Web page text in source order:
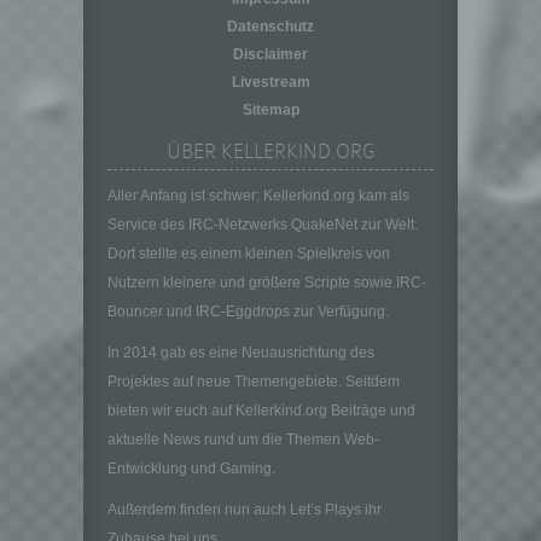
Datenschutz
Disclaimer
Livestream
Sitemap
ÜBER KELLERKIND.ORG
Aller Anfang ist schwer: Kellerkind.org kam als
Service des IRC-Netzwerks QuakeNet zur Welt.
Dort stellte es einem kleinen Spielkreis von
Nutzern kleinere und größere Scripte sowie IRC-
Bouncer und IRC-Eggdrops zur Verfügung.
In 2014 gab es eine Neuausrichtung des
Projektes auf neue Themengebiete. Seitdem
bieten wir euch auf Kellerkind.org Beiträge und
aktuelle News rund um die Themen Web-
Entwicklung und Gaming.
Außerdem finden nun auch Let’s Plays ihr
juristische Person, Behörde, Einrichtung
oder andere Stelle, die allein oder
gemeinsam mit anderen über die Zwecke
und Mittel der Verarbeitung von
Sind die Zwecke und Mittel dieser
das Recht der Mitgliedstaaten vorgegeben,
so kann der Verantwortliche
beziehungsweise können die bestimmten
Kriterien seiner Benennung nach dem
Unionsrecht oder dem Recht der
h) Auftragsverarbeiter
Auftragsverarbeiter ist eine natürliche oder
juristische Person, Behörde, Einrichtung
oder andere Stelle, die personenbezogene
Daten im Auftrag des Verantwortlichen